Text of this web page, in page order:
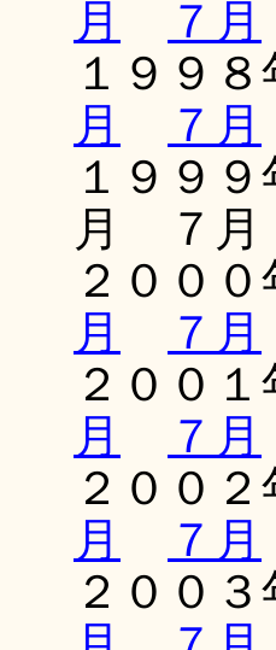
月
７月
１９９
月
７月
１９９
月 ７
２００
月
７月
２００
月
７月
２００
月
７月
２００